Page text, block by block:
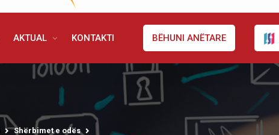
AKTUAL KONTAKTI BËHUNI ANËTARE
Shërbimet e odës